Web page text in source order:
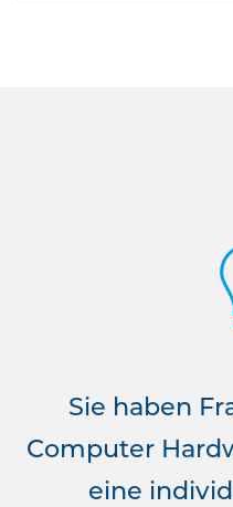
Sie haben
Computer
eine